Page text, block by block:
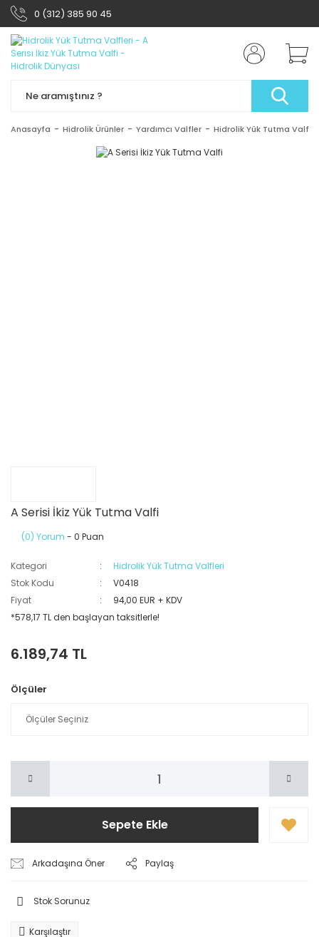
0 (312) 385 90 45
Anasayfa Hidrolik Ürünler Yardımcı Valfler Hidrolik Yük Tutma
A Serisi İkiz Yük Tutma Valfi
(0) Yorum - 0 Puan
Kategori
Hidrolik Yük Tutma Valfleri
Stok Kodu
V0418
Fiyat
94,00 EUR + KDV
*578,17 TL den başlayan taksitlerle!
6.189,74 TL
Ölçüler
Sepete Ekle
Arkadaşına Öner Paylaş
Stok Sorunuz
Karşılaştır